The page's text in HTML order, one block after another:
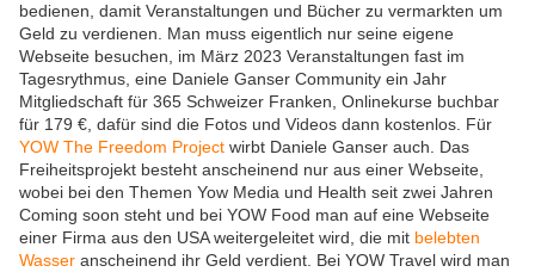
bedienen, damit Veranstaltungen und Bücher zu vermarkten um
Geld zu verdienen. Man muss eigentlich nur seine eigene
Webseite besuchen, im März 2023 Veranstaltungen fast im
Tagesrythmus, eine Daniele Ganser Community ein Jahr
Mitgliedschaft für 365 Schweizer Franken, Onlinekurse buchbar
für 179 €, dafür sind die Fotos und Videos dann kostenlos. Für
YOW The Freedom Project wirbt Daniele Ganser auch. Das
Freiheitsprojekt besteht anscheinend nur aus einer Webseite,
wobei bei den Themen Yow Media und Health seit zwei Jahren
Coming soon steht und bei YOW Food man auf eine Webseite
einer Firma aus den USA weitergeleitet wird, die mit belebten
Wasser anscheinend ihr Geld verdient. Bei YOW Travel wird man